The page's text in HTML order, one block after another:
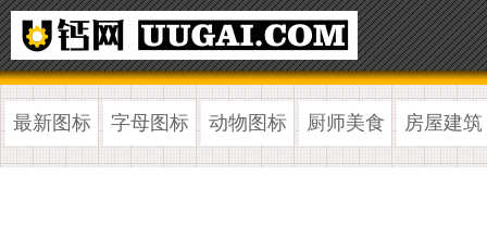
最新图标 字母图标 动物图标 厨师美食 房屋建筑